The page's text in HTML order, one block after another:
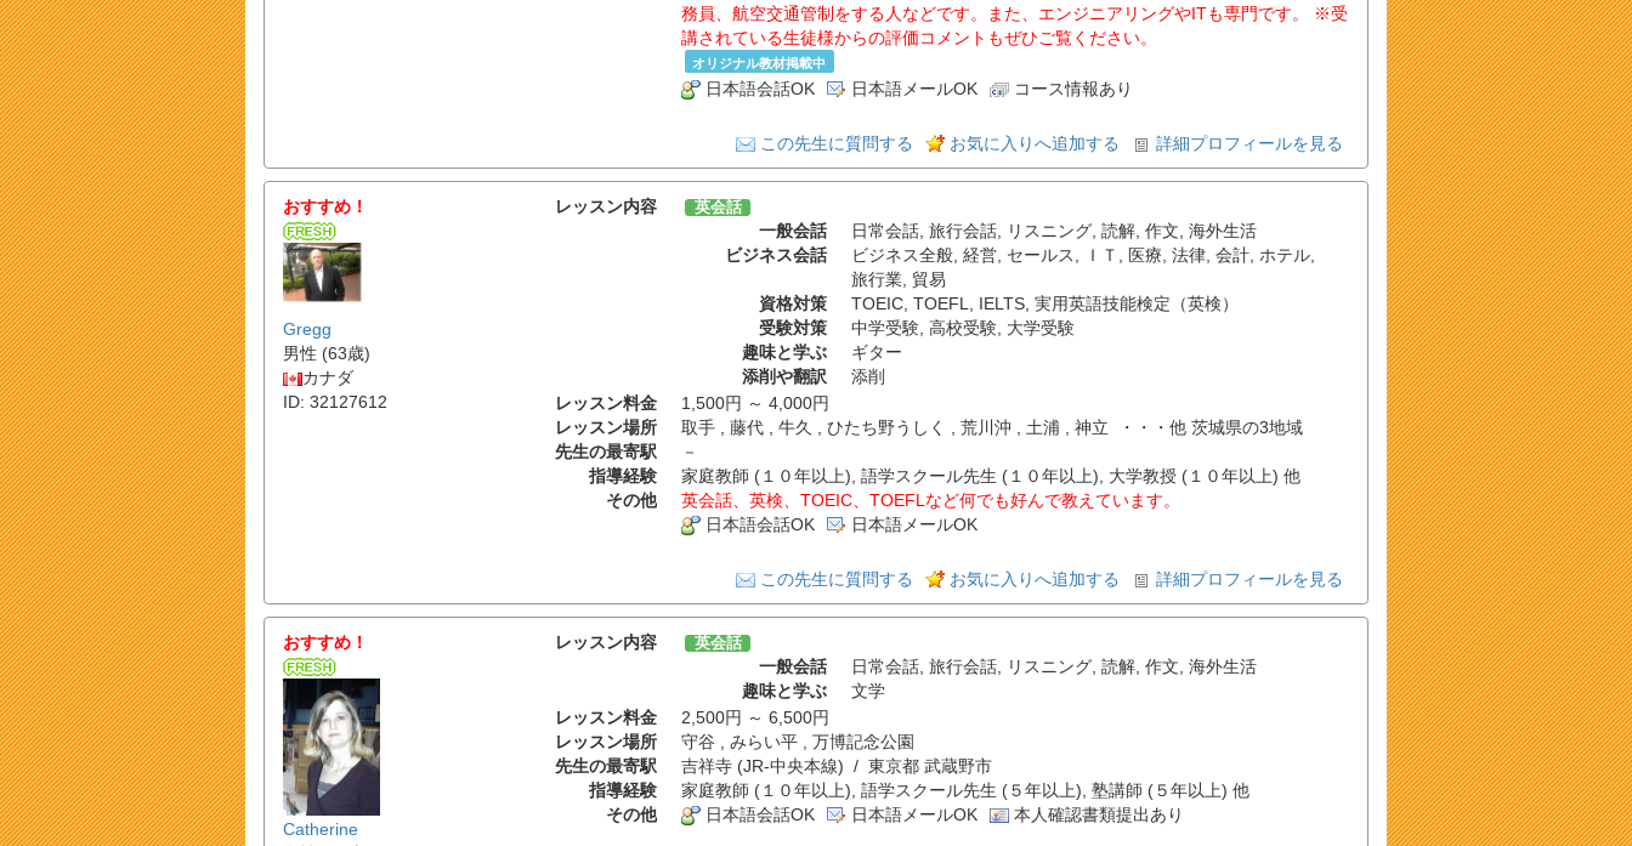
務員、航空交通管制をする人などです。また、エンジニアリングやITも専門です。 ※受
講されている生徒様からの評価コメントもぜひご覧ください。
オリジナル教材掲載中
日本語会話OK 日本語メールOK コース情報あり
この先生に質問する お気に入りへ追加する 詳細プロフィールを見る
おすすめ！
Gregg
男性 (63歳)
カナダ
ID: 32127612
レッスン内容 英会話
一般会話 日常会話, 旅行会話, リスニング, 読解, 作文 海外生活
ビジネス会話
ビジネス全般, 経営, セールス ＩＴ 医療 法律, 会計, ホテル,
旅行業, 貿易
資格対策
TOEIC, TOEFL IELTS, 実用英語技能検定（英検）
受験対策
中学受験, 高校受験, 大学受験
趣味と学ぶ
ギター
添削や翻訳
添削
レッスン料金
1,500円 ～ 4,000円
レッスン場所
取手 , 藤代 , 牛久 , ひたち野うしく , 荒川沖 , 土浦 , 神立 ・・・他 茨城県の3地域
先生の最寄駅
－
指導経験
家庭教師 (１０年以上), 語学スクール先生 (１０年以上), 大学教授 (１０年以上) 他
その他
英会話、英検、TOEIC、TOEFLなど何でも好んで教えています。
日本語会話OK
日本語メールOK
この先生に質問する お気に入りへ追加する 詳細プロフィールを見る
おすすめ！
Catherine
レッスン内容 英会話
一般会話 日常会話, 旅行会話, リスニング, 読解, 作文 海外生活
趣味と学ぶ
文学
レッスン料金
2,500円 ～ 6,500円
レッスン場所
守谷 , みらい平 , 万博記念公園
先生の最寄駅
吉祥寺 (JR-中央本線) / 東京都 武蔵野市
指導経験
家庭教師 (１０年以上), 語学スクール先生 (５年以上), 塾講師 (５年以上) 他
その他
日本語会話OK 日本語メールOK 本人確認書類提出あり